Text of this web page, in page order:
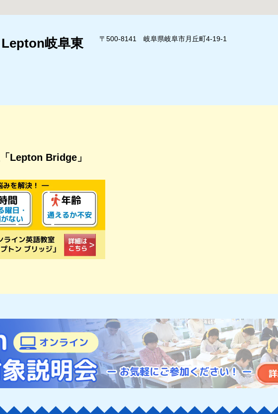
岐阜東
〒500-8141 岐阜県岐阜市月丘町4-19-1
「Lepton Bridge」